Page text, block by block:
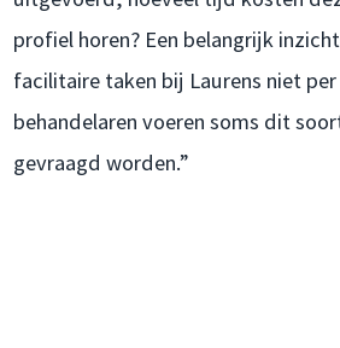
profiel horen? Een belangrijk
facilitaire taken bij Laurens niet
behandelaren voeren soms dit
gevraagd worden.”